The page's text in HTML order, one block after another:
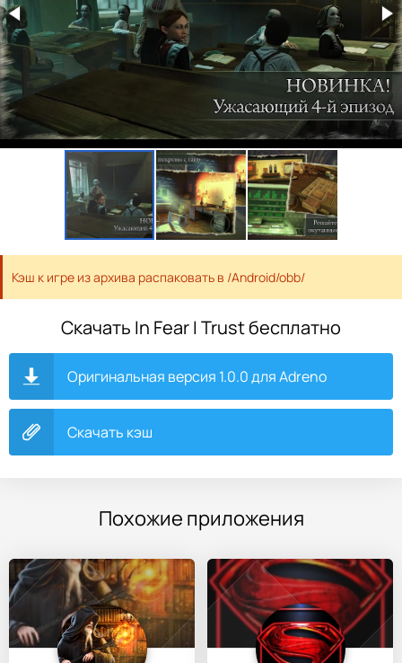
Кэш к игре из архива распаковать в /Android/obb/
Скачать In Fear I Trust бесплатно
Оригинальная версия 1.0.0 для Adreno
Скачать кэш
Похожие приложения